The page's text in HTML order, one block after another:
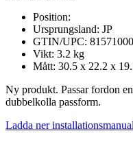
Position:
Ursprungsland: JP
GTIN/UPC:
Vikt: 3.2 kg
Mått: 30.5 x 22.2 x
Ny produkt. Passar fordon
dubbelkolla passform.
Ladda ner